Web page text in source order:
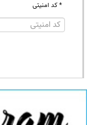
* کد امنیتی